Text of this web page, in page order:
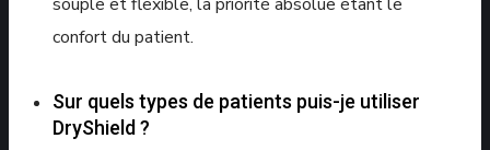
confort du patient.
Sur quels types de patients puis-je utiliser
DryShield ?